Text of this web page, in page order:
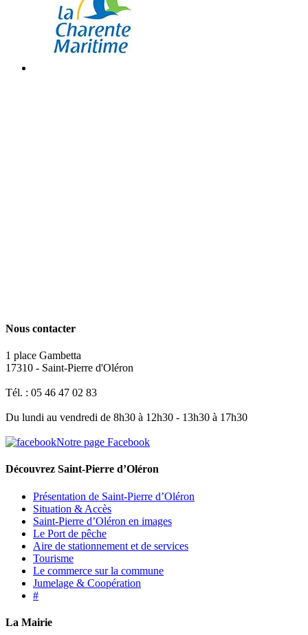
Nous contacter
1 place Gambetta
17310 - Saint-Pierre d'Oléron
Tél. : 05 46 47 02 83
Du lundi au vendredi de 8h30 à 12h30 - 13h30 à 17h30
Notre page Facebook
Découvrez Saint-Pierre d’Oléron
Présentation de Saint-Pierre d’Oléron
Situation & Accès
Saint-Pierre d’Oléron en images
Le Port de pêche
Aire de stationnement et de services
Tourisme
Le commerce sur la commune
Jumelage & Coopération
#
La Mairie